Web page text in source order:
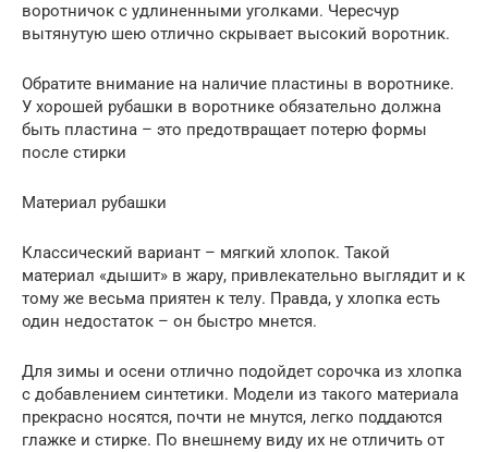
воротничок с удлиненными уголками. Чересчур
вытянутую шею отлично скрывает высокий воротник.
Обратите внимание на наличие пластины в воротнике.
У хорошей рубашки в воротнике обязательно должна
быть пластина – это предотвращает потерю формы
после стирки
Материал рубашки
Классический вариант – мягкий хлопок. Такой
материал «дышит» в жару, привлекательно выглядит и к
тому же весьма приятен к телу. Правда, у хлопка есть
один недостаток – он быстро мнется.
Для зимы и осени отлично подойдет сорочка из хлопка
с добавлением синтетики. Модели из такого материала
прекрасно носятся, почти не мнутся, легко поддаются
глажке и стирке. По внешнему виду их не отличить от